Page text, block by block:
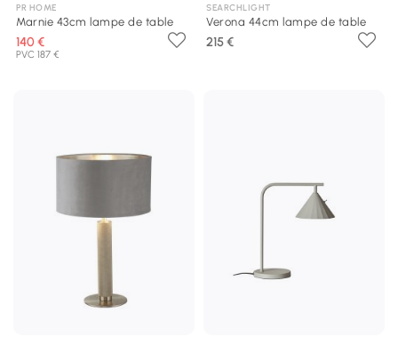
PR HOME
Marnie 43cm lampe de table
140 €
PVC 187 €
SEARCHLIGHT
Verona 44cm lampe de table
215 €